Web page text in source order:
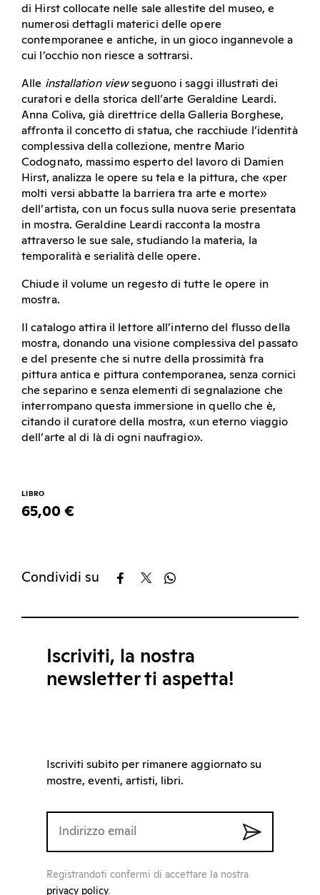
di Hirst collocate nelle sale allestite del museo, e
numerosi dettagli materici delle opere
contemporanee e antiche, in un gioco ingannevole a
cui l’occhio non riesce a sottrarsi.
Alle installation viewseguono i saggi illustrati dei
curatori e della storica dell’arte Geraldine Leardi.
Anna Coliva, già direttrice della Galleria Borghese,
affronta il concetto di statua, che racchiude l’identità
complessiva della collezione, mentre Mario
Codognato, massimo esperto del lavoro di Damien
Hirst, analizza le opere su tela e la pittura, che «per
molti versi abbatte la barriera tra arte e morte»
dell’artista, con un focus sulla nuova serie presentata
in mostra. Geraldine Leardi racconta la mostra
attraverso le sue sale, studiando la materia, la
temporalità e serialità delle opere.
Chiude il volume un regesto di tutte le opere in
mostra.
Il catalogo attira il lettore all’interno del flusso della
mostra, donando una visione complessiva del passato
e del presente che si nutre della prossimità fra
pittura antica e pittura contemporanea, senza cornici
che separino e senza elementi di segnalazione che
interrompano questa immersione in quello che è,
citando il curatore della mostra, «un eterno viaggio
dell’arte al di là di ogni naufragio».
LIBRO
65,00 €
Condividi su
Iscriviti, la nostra
newsletter ti aspetta!
Iscriviti subito per rimanere aggiornato su
mostre, eventi, artisti, libri.
Registrandoti confermi di accettare la nostra
privacy policy.